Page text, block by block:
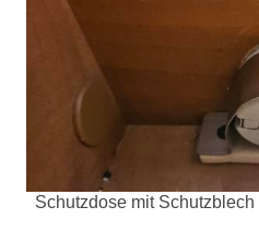
Schutzdose mit